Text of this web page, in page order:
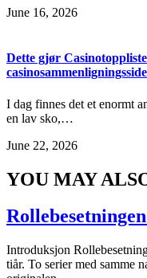
June 16, 2026
Dette gjør
I dag finnes det et enormt
en lav sko,…
June 22, 2026
YOU MAY
Introduksjon
tiår. To serier med samme